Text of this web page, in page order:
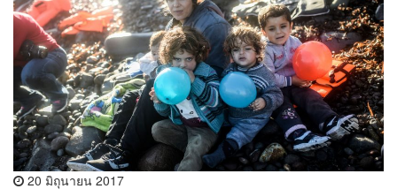
20 มิถุนายน 2017